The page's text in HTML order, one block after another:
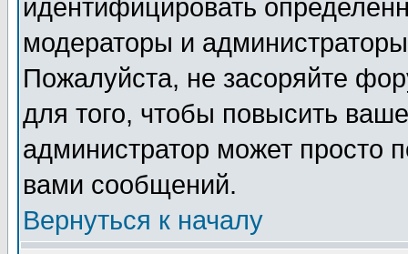
идентифицировать
модераторы и
Пожалуйста, не засоряйте
для того, чтобы повысить
администратор может просто
вами сообщений.
Вернуться к началу